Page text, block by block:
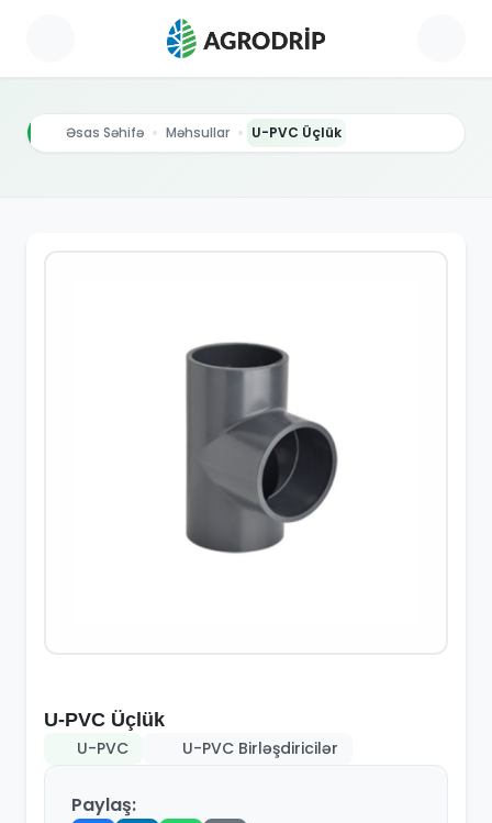
Əsas Səhifə Məhsullar U-PVC Üçlük
U-PVC Üçlük
U-PVC
U-PVC Birləşdiricilər
Paylaş: